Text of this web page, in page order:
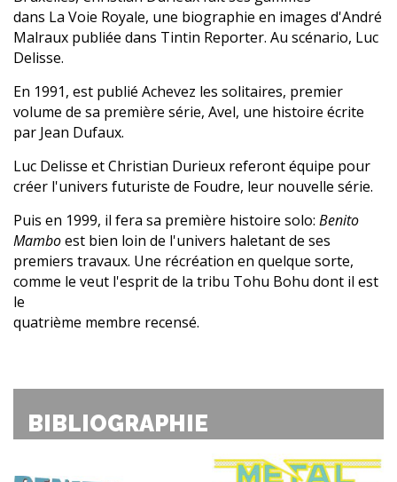
dans La Voie Royale, une biographie en images d'André
Malraux publiée dans Tintin Reporter. Au scénario, Luc
Delisse.
En 1991, est publié Achevez les solitaires, premier
volume de sa première série, Avel, une histoire écrite
par Jean Dufaux.
Luc Delisse et Christian Durieux referont équipe pour
créer l'univers futuriste de Foudre, leur nouvelle série.
Puis en 1999, il fera sa première histoire solo: Benito
Mamboest bien loin de l'univers haletant de ses
premiers travaux. Une récréation en quelque sorte,
comme le veut l'esprit de la tribu Tohu Bohu dont il est
le
quatrième membre recensé.
BIBLIOGRAPHIE